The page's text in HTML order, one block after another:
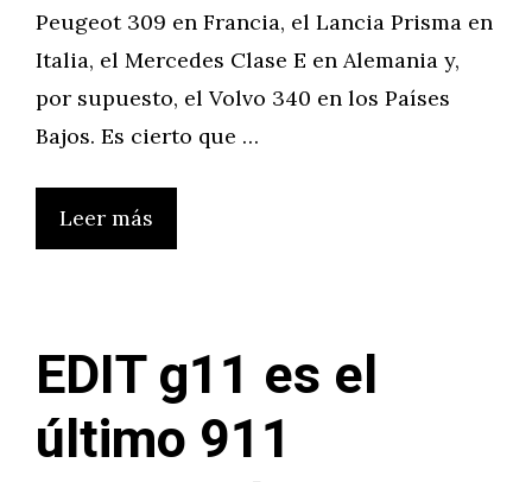
Peugeot 309 en Francia, el Lancia Prisma en
Italia, el Mercedes Clase E en Alemania y,
por supuesto, el Volvo 340 en los Países
Bajos. Es cierto que …
Leer más
EDIT g11 es el
último 911